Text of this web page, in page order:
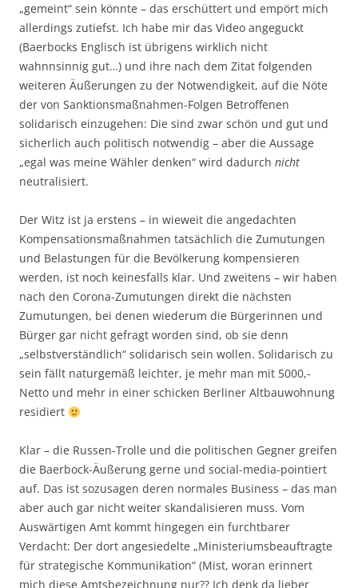
„gemeint“ sein könnte – das erschüttert und empört mich
allerdings zutiefst. Ich habe mir das Video angeguckt
(Baerbocks Englisch ist übrigens wirklich nicht
wahnnsinnig gut…) und ihre nach dem Zitat folgenden
weiteren Äußerungen zu der Notwendigkeit, auf die Nöte
der von Sanktionsmaßnahmen-Folgen Betroffenen
solidarisch einzugehen: Die sind zwar schön und gut und
sicherlich auch politisch notwendig – aber die Aussage
„egal was meine Wähler denken“ wird dadurch nicht
neutralisiert.
Der Witz ist ja erstens – in wieweit die angedachten
Kompensationsmaßnahmen tatsächlich die Zumutungen
und Belastungen für die Bevölkerung kompensieren
werden, ist noch keinesfalls klar. Und zweitens – wir haben
nach den Corona-Zumutungen direkt die nächsten
Zumutungen, bei denen wiederum die Bürgerinnen und
Bürger gar nicht gefragt worden sind, ob sie denn
„selbstverständlich“ solidarisch sein wollen. Solidarisch zu
sein fällt naturgemäß leichter, je mehr man mit 5000,-
Netto und mehr in einer schicken Berliner Altbauwohnung
residiert
Klar – die Russen-Trolle und die politischen Gegner greifen
die Baerbock-Äußerung gerne und social-media-pointiert
auf. Das ist sozusagen deren normales Business – das man
aber auch gar nicht weiter skandalisieren muss. Vom
Auswärtigen Amt kommt hingegen ein furchtbarer
Verdacht: Der dort angesiedelte „Ministeriumsbeauftragte
für strategische Kommunikation“ (Mist, woran erinnert
mich diese Amtsbezeichnung nur?? Ich denk da lieber